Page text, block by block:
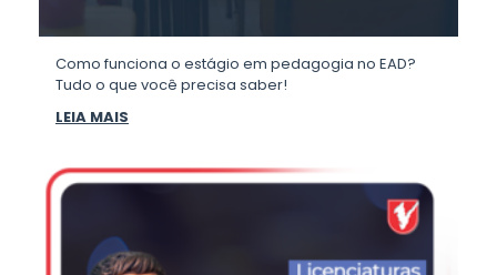
Como funciona o estágio em pedagogia no EAD?
Tudo o que você precisa saber!
LEIA MAIS